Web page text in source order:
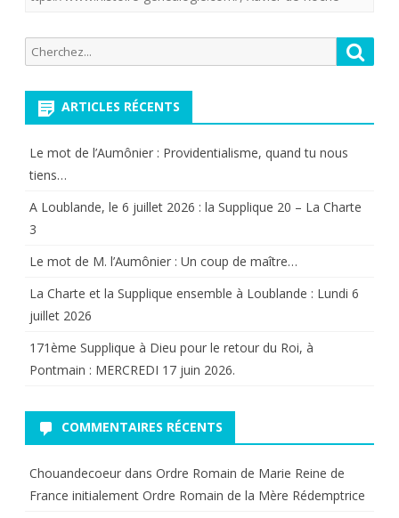
Recherche
pour:
ARTICLES RÉCENTS
Le mot de l’Aumônier : Providentialisme, quand tu nous
tiens…
A Loublande, le 6 juillet 2026 : la Supplique 20 – La Charte
3
Le mot de M. l’Aumônier : Un coup de maître…
La Charte et la Supplique ensemble à Loublande : Lundi 6
juillet 2026
171ème Supplique à Dieu pour le retour du Roi, à
Pontmain : MERCREDI 17 juin 2026.
COMMENTAIRES RÉCENTS
Chouandecoeur dans Ordre Romain de Marie Reine de
France initialement Ordre Romain de la Mère Rédemptrice